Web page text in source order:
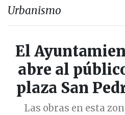
Urbanismo
El
abre al
plaza San
Las obras en esta